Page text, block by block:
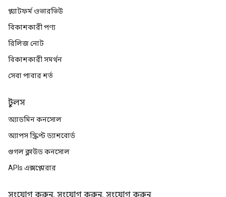
প্ল্যাটফর্ম ওভারভিউ
বিকাশকারী পণ্য
রিলিজ নোট
বিকাশকারী সমর্থন
সেবা পাবার শর্ত
টুলস
অ্যাডমিন কনসোল
অ্যাপস স্ক্রিপ্ট ড্যাশবোর্ড
গুগল ক্লাউড কনসোল
APIs এক্সপ্লোরার
সংযোগ করুন, সংযোগ করুন, সংযোগ করুন